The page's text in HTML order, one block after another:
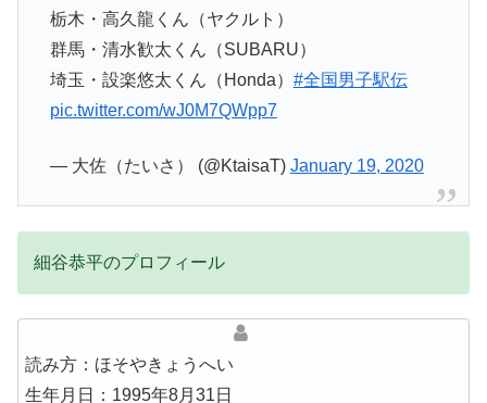
栃木・高久龍くん（ヤクルト）
群馬・清水歓太くん（SUBARU）
埼玉・設楽悠太くん（Honda） #全国男子駅伝
pic.twitter.com/wJ0M7QWpp7
— 大佐（たいさ） (@KtaisaT) January 19, 2020
細谷恭平のプロフィール
読み方：ほそやきょうへい
生年月日：1995年8月31日